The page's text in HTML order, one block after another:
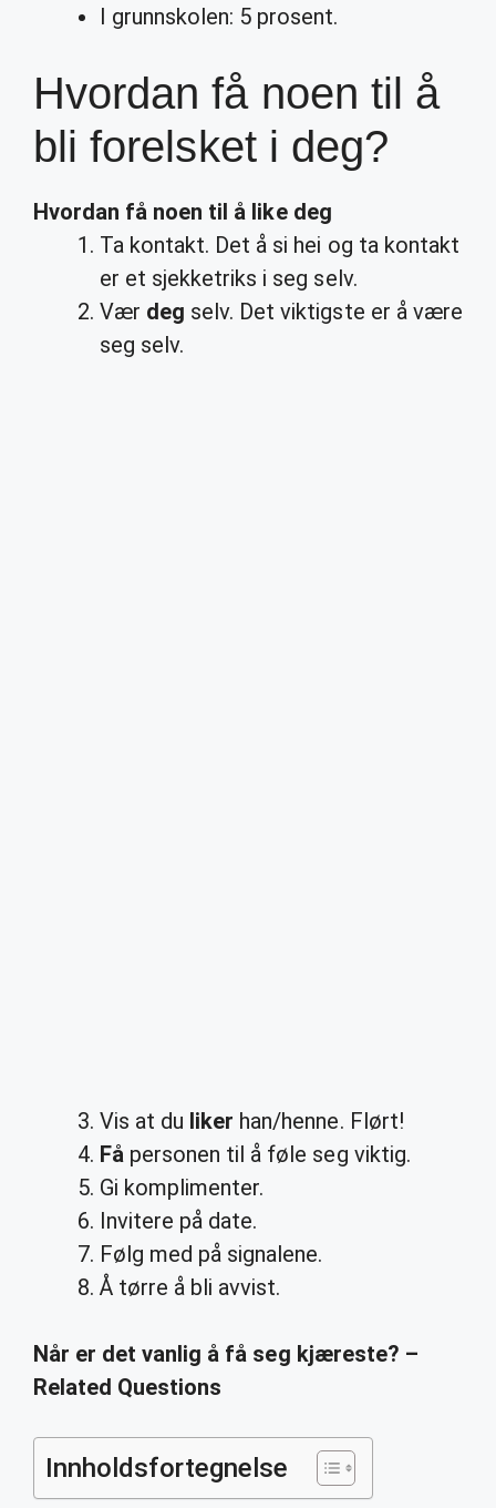
I grunnskolen: 5 prosent.
Hvordan få noen til å
bli forelsket i deg?
Hvordan få noen til å like deg
Ta kontakt. Det å si hei og ta kontakt
er et sjekketriks i seg selv.
Vær deg selv. Det viktigste er å være
seg selv.
Vis at du liker han/henne. Flørt!
Få personen til å føle seg viktig.
Gi komplimenter.
Invitere på date.
Følg med på signalene.
Å tørre å bli avvist.
Når er det vanlig å få seg kjæreste? –
Related Questions
Innholdsfortegnelse